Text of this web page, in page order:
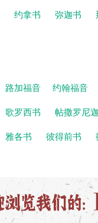
约拿书 弥迦书
路加福音 约翰福音
歌罗西书 帖撒罗尼
雅各书 彼得前书